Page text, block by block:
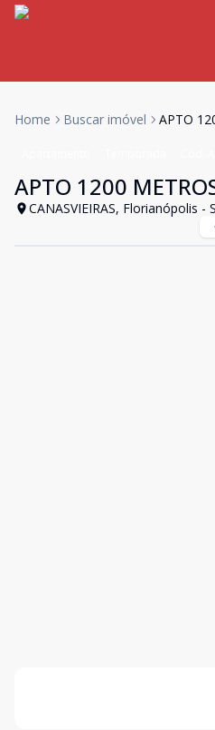
Home Buscar imóvel APTO
APTO 1200
CANASVIEIRAS, Florianópolis -